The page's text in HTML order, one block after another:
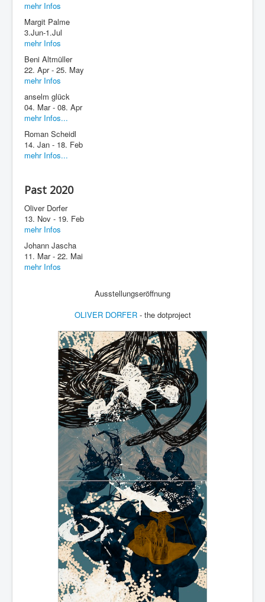
mehr Infos
Margit Palme
3.Jun-1.Jul
mehr Infos
Beni Altmüller
22. Apr - 25. May
mehr Infos
anselm glück
04. Mar - 08. Apr
mehr Infos...
Roman Scheidl
14. Jan - 18. Feb
mehr Infos...
Past 2020
Oliver Dorfer
13. Nov - 19. Feb
mehr Infos
Johann Jascha
11. Mar - 22. Mai
mehr Infos
Ausstellungseröffnung
OLIVER DORFER- the dotproject